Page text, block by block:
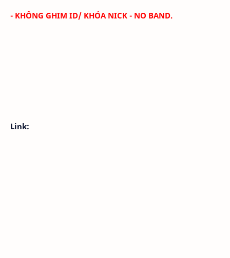
- KHÔNG GHIM ID/ KHÓA NICK - NO BAND.
Link: